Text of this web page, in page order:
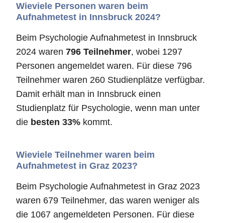
Wieviele Personen waren beim
Aufnahmetest in Innsbruck 2024?
Beim Psychologie Aufnahmetest in Innsbruck
2024 waren 796 Teilnehmer, wobei 1297
Personen angemeldet waren. Für diese 796
Teilnehmer waren 260 Studienplätze verfügbar.
Damit erhält man in Innsbruck einen
Studienplatz für Psychologie, wenn man unter
die besten 33% kommt.
Wieviele Teilnehmer waren beim
Aufnahmetest in Graz 2023?
Beim Psychologie Aufnahmetest in Graz 2023
waren 679 Teilnehmer, das waren weniger als
die 1067 angemeldeten Personen. Für diese